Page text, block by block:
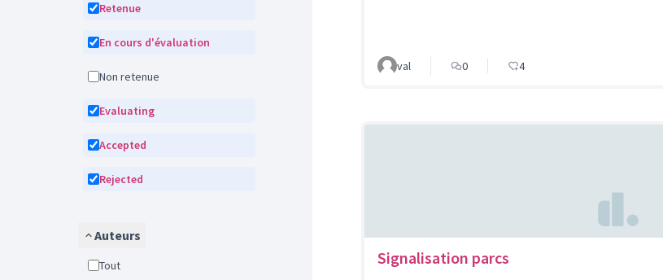
Retenue
En cours d'évaluation
Non retenue
Evaluating
Accepted
Rejected
Auteurs
Tout
val 0 4
Signalisation parcs